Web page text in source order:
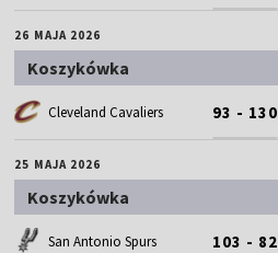
26 MAJA 2026
Koszykówka
Cleveland Cavaliers 93 - 130
25 MAJA 2026
Koszykówka
San Antonio Spurs 103 - 82